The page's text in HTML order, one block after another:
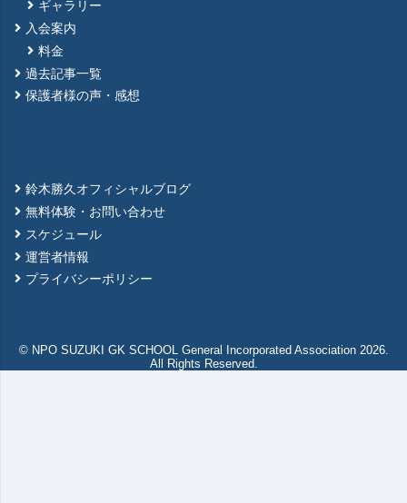
ギャラリー
入会案内
料金
過去記事一覧
保護者様の声・感想
鈴木勝久オフィシャルブログ
無料体験・お問い合わせ
スケジュール
運営者情報
プライバシーポリシー
© NPO SUZUKI GK SCHOOL General Incorporated Association 2026.
All Rights Reserved.